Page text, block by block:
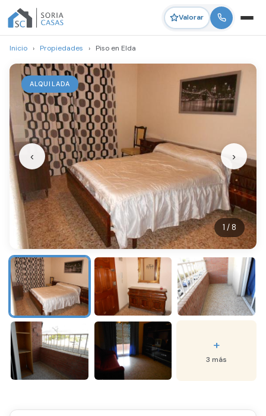
Valorar
Inicio › Propiedades › Piso en Elda
ALQUILADA
1 / 8
‹ ›
+
3 más